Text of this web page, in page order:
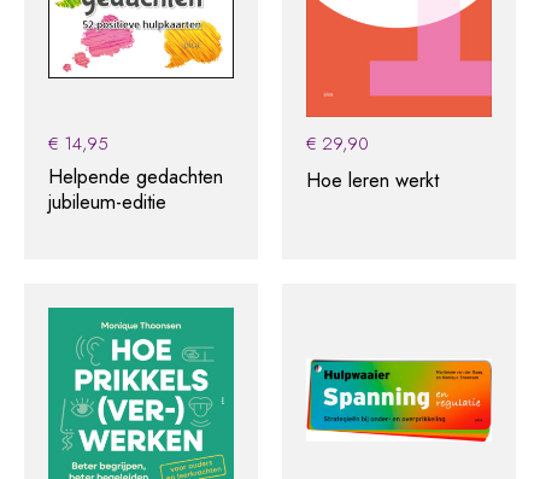
€ 14,95
Helpende gedachten
jubileum-editie
€ 29,90
Hoe leren werkt